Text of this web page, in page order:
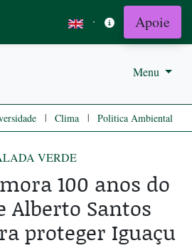
· Apoie
Menu
| Clima | Politica Ambiental
VERDE
100 anos do
Alberto Santos
proteger Iguaçu